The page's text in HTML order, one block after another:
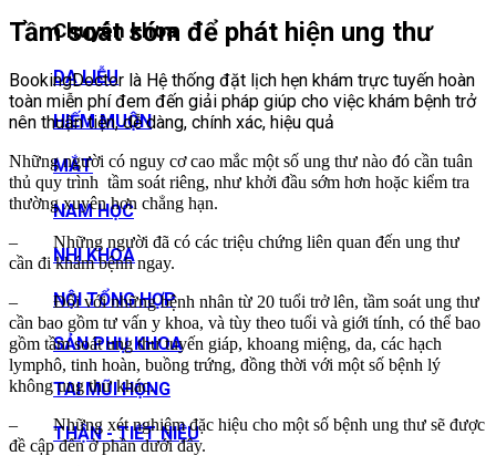
Chuyên khoa
DA LIỄU
HIẾM MUỘN
MẮT
NAM HỌC
NHI KHOA
NỘI TỔNG HỢP
SẢN PHỤ KHOA
TAI MŨI HỌNG
THẬN - TIẾT NIỆU
Tầm soát sớm để phát hiện ung thư
BookingDoctor là Hệ thống đặt lịch hẹn khám trực tuyến hoàn
toàn miễn phí đem đến giải pháp giúp cho việc khám bệnh trở
nên thuận tiện, dễ dàng, chính xác, hiệu quả
Những người có nguy cơ cao mắc một số ung thư nào đó cần tuân
thủ quy trình tầm soát riêng, như khởi đầu sớm hơn hoặc kiểm tra
thường xuyên hơn chẳng hạn.
– Những người đã có các triệu chứng liên quan đến ung thư
cần đi khám bệnh ngay.
– Đối với những bệnh nhân từ 20 tuổi trở lên, tầm soát ung thư
cần bao gồm tư vấn y khoa, và tùy theo tuổi và giới tính, có thể bao
gồm tầm soát ung thư tuyến giáp, khoang miệng, da, các hạch
lymphô, tinh hoàn, buồng trứng, đồng thời với một số bệnh lý
không ung thư khác.
– Những xét nghiệm đặc hiệu cho một số bệnh ung thư sẽ được
đề cập đến ở phần dưới đây.